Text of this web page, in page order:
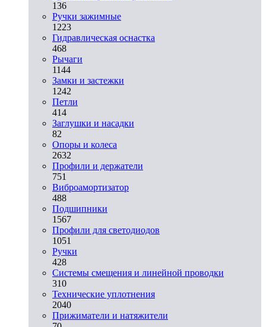
136
Ручки зажимные
1223
Гидравлическая оснастка
468
Рычаги
1144
Замки и застежки
1242
Петли
414
Заглушки и насадки
82
Опоры и колеса
2632
Профили и держатели
751
Виброамортизатор
488
Подшипники
1567
Профили для светодиодов
1051
Ручки
428
Системы смещения и линейной проводки
310
Технические уплотнения
2040
Прижиматели и натяжители